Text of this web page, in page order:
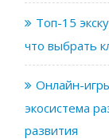
Топ-15
что выбрать
Онлайн-
экосистема
развития